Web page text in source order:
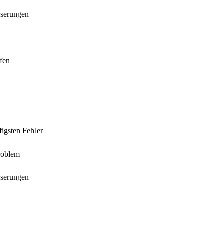
Fehler